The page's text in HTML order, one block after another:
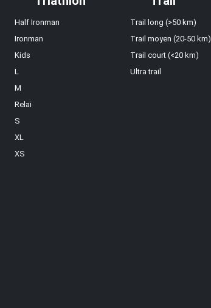
Half Ironman
Ironman
Kids
L
M
Relai
S
XL
XS
Trail long (>50 km)
Trail moyen (20-50 km)
Trail court (<20 km)
Ultra trail